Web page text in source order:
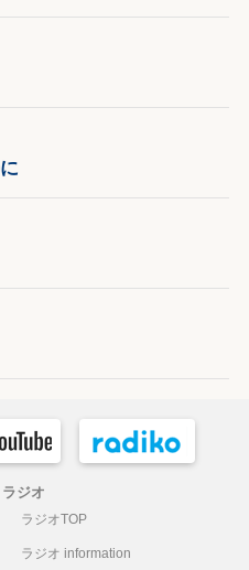
ラジオ
ラジオTOP
ラジオ information